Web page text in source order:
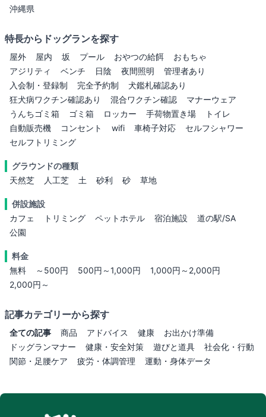
沖縄県
特長からドッグランを探す
屋外 屋内 坂 プール おやつの給餌
おもちゃ
アジリティ
ベンチ 日陰 夜間照明
管理者あり
入会制・登録制
完全予約制
犬鑑札確認あり
狂犬病ワクチン確認あり
混合ワクチン確認
マナーウェア
うんちゴミ箱
ゴミ箱 ロッカー 手荷物置き場
トイレ
自動販売機
コンセント wifi 車椅子対応
セルフシャワー
セルフトリミング
グラウンドの種類
天然芝
人工芝 土 砂利 砂 草地
併設施設
カフェ
トリミング ペットホテル 宿泊施設
道の駅/SA
公園
料金
無料
～500円 500円～1,000円
1,000円～2,000円
2,000円～
記事カテゴリーから探す
全ての記事 商品 アドバイス 健康
お出かけ準備
ドッグランマナー
健康・安全対策 遊びと道具
社会化・行動
関節・足腰ケア
疲労・体調管理 運動・身体データ